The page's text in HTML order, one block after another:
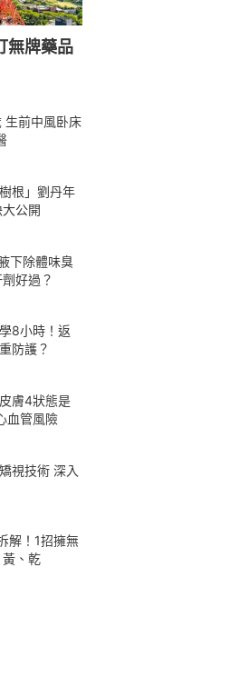
無牌藥品
生前中風卧床
根」劉丹年
公開
下除體味臭
好過？
8小時！返
防護？
膚4狀態是
血管風險
視技術 深入
解！1招擁無
、乾